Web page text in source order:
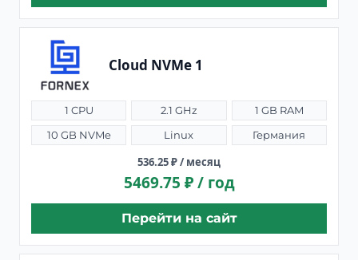
Cloud NVMe 1
1 CPU 2.1 GHz
1 GB RAM
10 GB NVMe
Linux Германия
536.25 ₽ / месяц
5469.75 ₽ / год
Перейти на сайт